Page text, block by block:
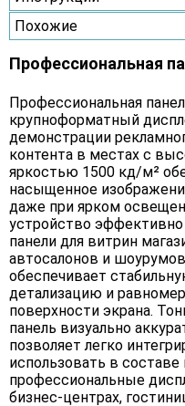
Похожие
Профессиональная
Профессиональная
крупноформатный
демонстрации
контента в местах с
яркостью 1500 кд/м²
насыщенное
даже при ярком
устройство
панели для витрин
автосалонов и
обеспечивает
детализацию и
поверхности экрана.
панель визуально
позволяет легко
использовать в
профессиональные
бизнес-центрах,